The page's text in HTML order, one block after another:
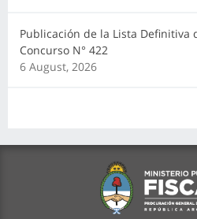
Publicación de la Lista Definitiva
Concurso N° 422
6 August, 2026